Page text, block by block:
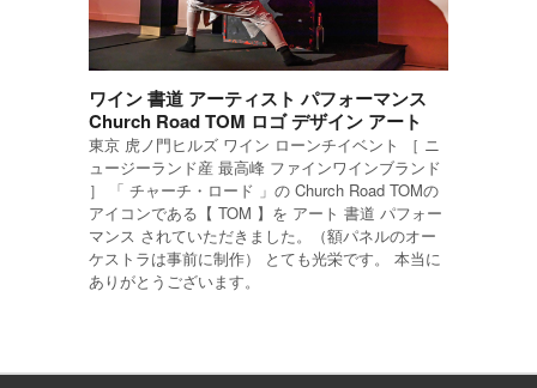
ワイン 書道 アーティスト パフォーマンス
Church Road TOM ロゴ デザイン アート
東京 虎ノ門ヒルズ ワイン ローンチイベント ［ ニ
ュージーランド産 最高峰 ファインワインブランド
］ 「 チャーチ・ロード 」の Church Road TOMの
アイコンである【 TOM 】を アート 書道 パフォー
マンス されていただきました。（額パネルのオー
ケストラは事前に制作） とても光栄です。 本当に
ありがとうございます。